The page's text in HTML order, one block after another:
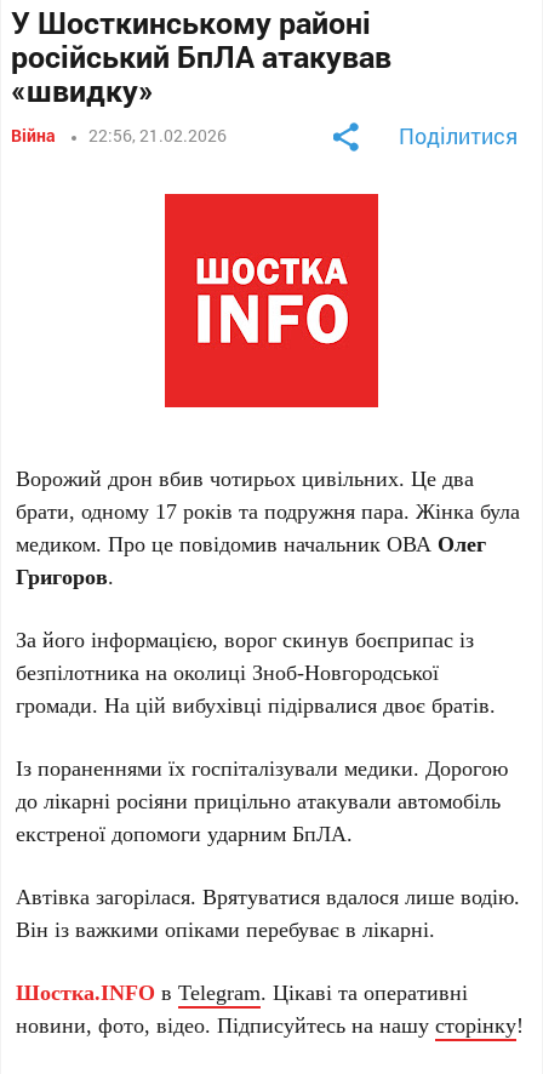
У Шосткинському районі
російський БпЛА атакував
«швидку»
Війна 22:56, 21.02.2026 Поділитися
Ворожий дрон вбив чотирьох цивільних. Це два
брати, одному 17 років та подружня пара. Жінка була
медиком. Про це повідомив начальник ОВА Олег
Григоров.
За його інформацією, ворог скинув боєприпас із
безпілотника на околиці Зноб-Новгородської
громади. На цій вибухівці підірвалися двоє братів.
Із пораненнями їх госпіталізували медики. Дорогою
до лікарні росіяни прицільно атакували автомобіль
екстреної допомоги ударним БпЛА.
Автівка загорілася. Врятуватися вдалося лише водію.
Він із важкими опіками перебуває в лікарні.
Шостка.INFO вTelegram. Цікаві та оперативні
новини, фото, відео. Підписуйтесь на нашусторінку!